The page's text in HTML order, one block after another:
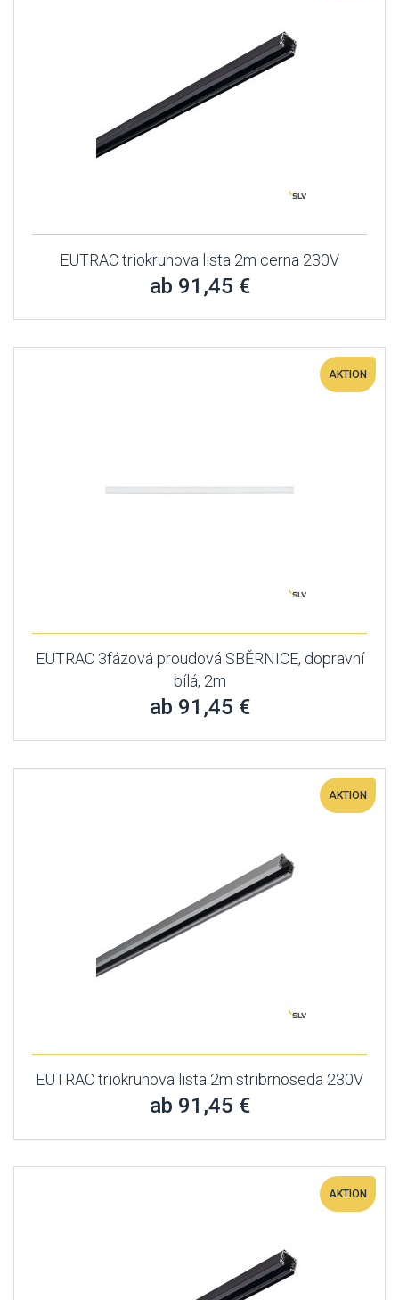
EUTRAC triokruhova lista 2m cerna 230V
ab 91,45 €
AKTION
EUTRAC 3fázová proudová SBĚRNICE, dopravní
bílá, 2m
ab 91,45 €
AKTION
EUTRAC triokruhova lista 2m stribrnoseda 230V
ab 91,45 €
AKTION